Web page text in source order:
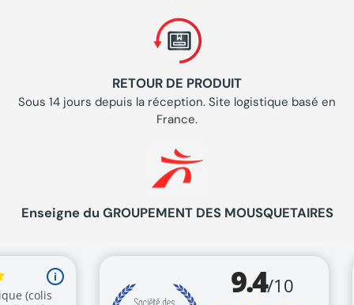
RETOUR DE PRODUIT
Sous 14 jours depuis la réception. Site logistique basé en
France.
Enseigne du GROUPEMENT DES MOUSQUETAIRES